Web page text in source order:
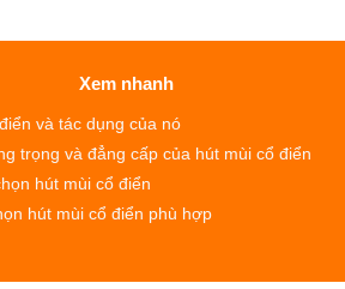
Xem nhanh
và tác dụng của nó
trọng và đẳng cấp của hút mùi cổ điển
hút mùi cổ điển
hút mùi cổ điển phù hợp